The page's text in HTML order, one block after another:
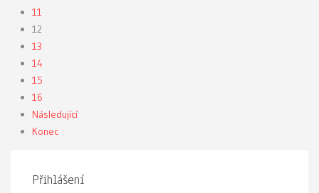
11
12
13
14
15
16
Následující
Konec
Přihlášení